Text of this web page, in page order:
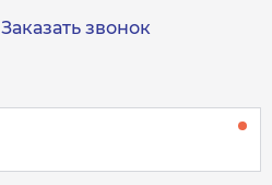
Заказать звонок